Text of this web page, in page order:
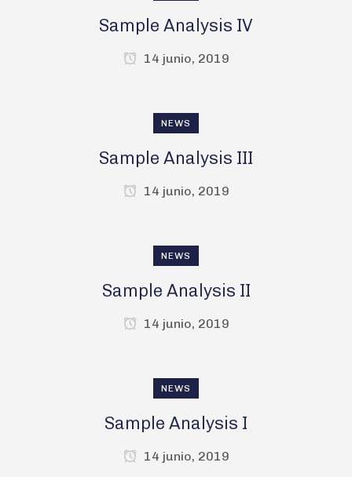
Sample Analysis IV
14 junio, 2019
NEWS
Sample Analysis III
14 junio, 2019
NEWS
Sample Analysis II
14 junio, 2019
NEWS
Sample Analysis I
14 junio, 2019